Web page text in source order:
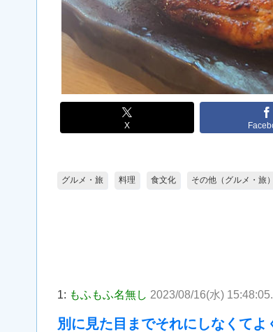
X
グルメ・旅 料理 食文化 その他（グルメ・旅）
1: もふもふ名無し 2023/08/16(水)
別に見た目までそれにしなくてよ